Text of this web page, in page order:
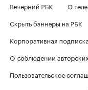
Вечерний РБК
О
Скрыть баннеры на РБК
Корпоративная подписка
О соблюдении
Пользовательское